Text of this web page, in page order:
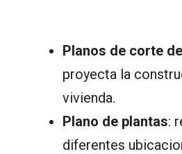
Planos de corte
proyecta la
vivienda.
Plano de plantas:
diferentes